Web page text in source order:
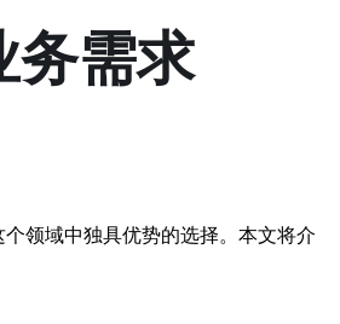
务需求
领域中独具优势的选择。本文将介